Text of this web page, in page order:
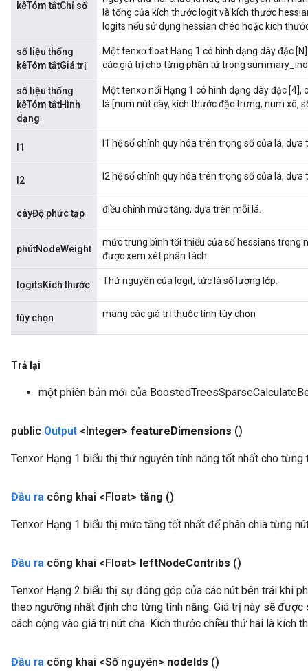
kêTóm tắtChỉ số
là tổng của kích thước logit và kích thước
logits nếu sử dụng hessian chéo hoặc kích
số liệu thống
kêTóm tắtGiá trị
Một tenxơ float Hạng 1 có hình dạng dày đặc
các giá trị cho từng phần tử trong
số liệu thống
kêTóm tắtHình
dạng
Một tenxơ nổi Hạng 1 có hình dạng dày đặc
là [num nút cây, kích thước đặc trưng, ​​​​num xô,
l1 l1 hệ số chính quy hóa trên trọng số của lá,
l2 l2 hệ số chính quy hóa trên trọng số của lá,
câyĐộ phức tạp điều chỉnh mức tăng, dựa trên mỗi lá.
phútNodeWeight
mức trung bình tối thiểu của số hessians trong
được xem xét phân tách.
logitsKích thước Thứ nguyên của logit, tức là số lượng lớp.
tùy chọn mang các giá trị thuộc tính tùy chọn
Trả lại
một phiên bản mới của
public Output <Integer> featureDimensions ()
Tenxor Hạng 1 biểu thị thứ nguyên tính năng tốt nhất cho
Đầu ra công khai <Float> tăng ()
Tenxor Hạng 1 biểu thị mức tăng tốt nhất để phân chia từng
Đầu ra công khai <Float> leftNodeContribs ()
Tenxor Hạng 2 biểu thị sự đóng góp của các nút bên trái khi
theo ngưỡng nhất định cho từng tính năng. Giá trị này sẽ
cách cộng vào giá trị nút cha. Kích thước chiều thứ hai là kích
Đầu ra công khai <Số nguyên> nodeIds ()